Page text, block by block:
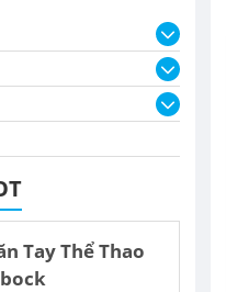
Tay Thể Thao